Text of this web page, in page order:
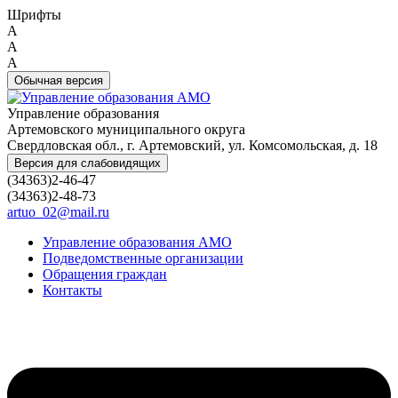
Шрифты
A
A
A
Обычная версия
Управление образования
Артемовского муниципального округа
Свердловская обл., г. Артемовский, ул. Комсомольская, д. 18
Версия для слабовидящих
(34363)2-46-47
(34363)2-48-73
artuo_02@mail.ru
Управление образования АМО
Подведомственные организации
Обращения граждан
Контакты